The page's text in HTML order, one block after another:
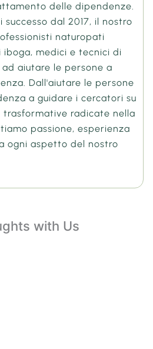
delle dipendenze.
dal 2017, il nostro
naturopati
medici e tecnici di
aiutare le persone a
Dall'aiutare le persone
a guidare i cercatori su
trasformative radicate nella
passione, esperienza
ogni aspetto del nostro
with Us